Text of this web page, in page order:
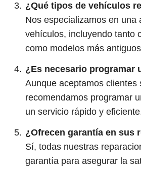
¿Qué tipos de vehículos
Nos especializamos en una
vehículos, incluyendo tanto
como modelos más
¿Es necesario programar
Aunque aceptamos clientes
recomendamos programar
un servicio rápido y
¿Ofrecen garantía en sus
Sí, todas nuestras
garantía para asegurar la